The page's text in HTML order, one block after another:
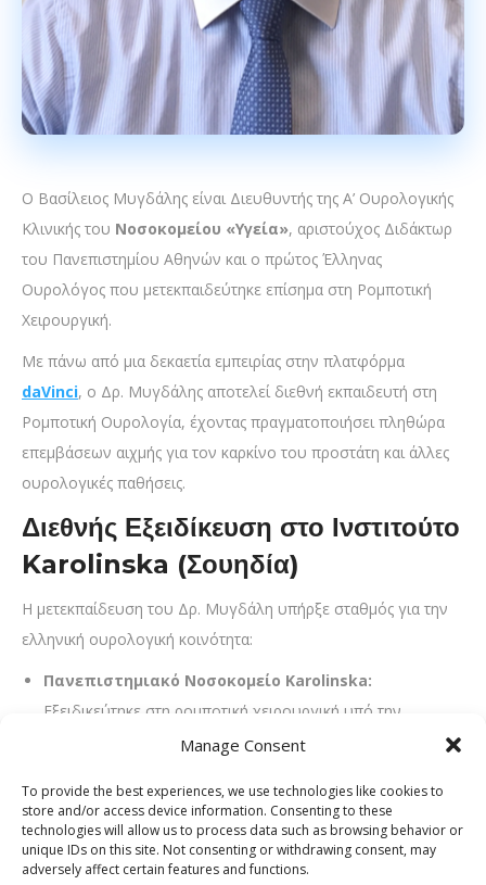
Manage Consent
To provide the best experiences, we use technologies like cookies to
store and/or access device information. Consenting to these
technologies will allow us to process data such as browsing behavior or
unique IDs on this site. Not consenting or withdrawing consent, may
adversely affect certain features and functions.
Ο Βασίλειος Μυγδάλης είναι Διευθυντής της Α’ Ουρολογικής
Κλινικής του Νοσοκομείου «Υγεία», αριστούχος Διδάκτωρ
του Πανεπιστημίου Αθηνών και ο πρώτος Έλληνας
Ουρολόγος που μετεκπαιδεύτηκε επίσημα στη Ρομποτική
Χειρουργική.
Με πάνω από μια δεκαετία εμπειρίας στην πλατφόρμα
daVinci, ο Δρ. Μυγδάλης αποτελεί διεθνή εκπαιδευτή στη
Ρομποτική Ουρολογία, έχοντας πραγματοποιήσει πληθώρα
επεμβάσεων αιχμής για τον καρκίνο του προστάτη και άλλες
ουρολογικές παθήσεις.
Διεθνής Εξειδίκευση στο Ινστιτούτο
Karolinska (Σουηδία)
Η μετεκπαίδευση του Δρ. Μυγδάλη υπήρξε σταθμός για την
ελληνική ουρολογική κοινότητα:
Πανεπιστημιακό Νοσοκομείο Karolinska:
Εξειδικεύτηκε στη ρομποτική χειρουργική υπό την
καθοδήγηση του παγκοσμίου φήμης Καθηγητή
Εταιρείας.
Διεθνής Εκπαιδευτής:Είναι πιστοποιημένος
εκπαιδευτής ρομποτικής χειρουργικής για νέους